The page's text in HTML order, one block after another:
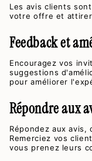
Les avis clients
votre offre et attirer
Feedback et
Encouragez vos
suggestions
pour améliorer
Répondre aux
Répondez aux
Remerciez vos
vous prenez leurs